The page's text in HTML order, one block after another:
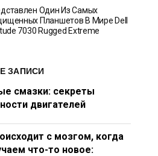
Один Из Самых
Планшетов В Мире Dell
7030 Rugged Extreme
ЗАПИСИ
смазки: секреты
двигателей
с мозгом, когда
что-то новое: